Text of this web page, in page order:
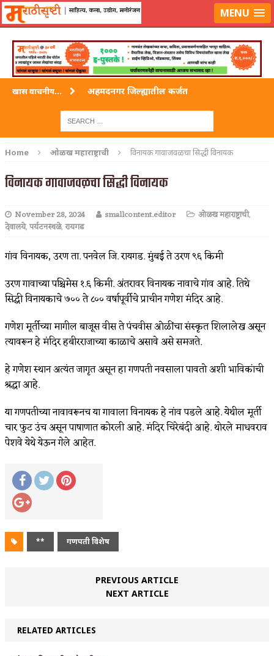
लॉग-इन करा|लेखक नोंदणी करा MENU
खास वाचनीय... अहमदनगर जिल्ह्यातील कर्जत
अहमदपूर – लातूर जिल्ह्यातील महत्त्वाचे शहर
गडचिरोली जिल्ह्यातील आदिवासींचे ‘ढोल’ नृत्य
Home ओळख महाराष्ट्राची विनायक गावाजवळचा सिद्धी विनायक
विनायक गावाजवळचा सिद्धी विनायक
November 28, 2024 smallcontent.editor ओळख महाराष्ट्राची,
देवालये,पर्यटनस्थळे,रायगड
गांव विनायक, उरण ता. पनवेल जि. रायगड. मुंबई ते उरण ९६ किमी
उरण गावाच्या पश्चिमेस १.६ किमी. अंतरावर विनायक नावाचे गांव आहे. तिथे
सिद्धी विनायकाचे ७०० ते ८०० वर्षापूर्वीचे प्राचीन गणेश मंदिर आहे.
गणेश मूर्तीच्या मागील बाजूस वीस ते पंचवीस ओळींचा संस्कृत शिलालेख असून
त्यावरून हे मंदिर हबीरराजाच्या काळाचे असावे असे समजते.
हे गणेश स्थान अत्यंत जागृत असून हा गणपती नवसाला पावतो अशी भाविकांची
श्रद्धा आहे.
या गणपतीच्या नावावरूनच या गावाला विनायक हे नांव पडले आहे. येथील मूर्ती
चार फुट उंच असून पाषाणात कोरली आहे. मंदिर चिरेबंदी आहे. थोरले माधवराव
पेशवे येथे येऊन गेले आहेत.
** गणपती विशेष
PREVIOUS ARTICLE
NEXT ARTICLE
RELATED ARTICLES